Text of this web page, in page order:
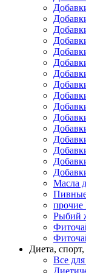
Масла
прочие
Рыбий
Диета,
Все